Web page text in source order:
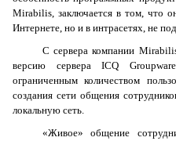
Mirabilis, заключается в том, что
Интернете, но и в интрасетях, не
С сервера компании
версию сервераICQ Groupware
ограниченным количеством
создания сети общения
локальную сеть.
«Живое» общение